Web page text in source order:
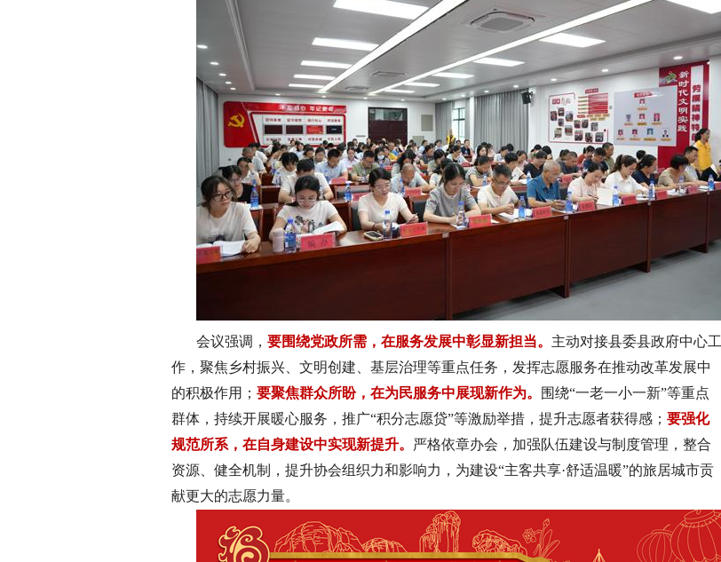
会议强调， 要围绕党政所需，在服务发展中彰显新担当。 主动对接县委县政府中心工
作，聚焦乡村振兴、文明创建、基层治理等重点任务，发挥志愿服务在推动改革发展中
的积极作用； 要聚焦群众所盼，在为民服务中展现新作为。
围绕“一老一小一新”等重点
群体，持续开展暖心服务，推广“积分志愿贷”等激励举措，提升志愿者获得感； 要强化
规范所系，在自身建设中实现新提升。 严格依章办会，加强队伍建设与制度管理，整合
资源、健全机制，提升协会组织力和影响力，为建设“主客共享·舒适温暖”的旅居城市贡
献更大的志愿力量。